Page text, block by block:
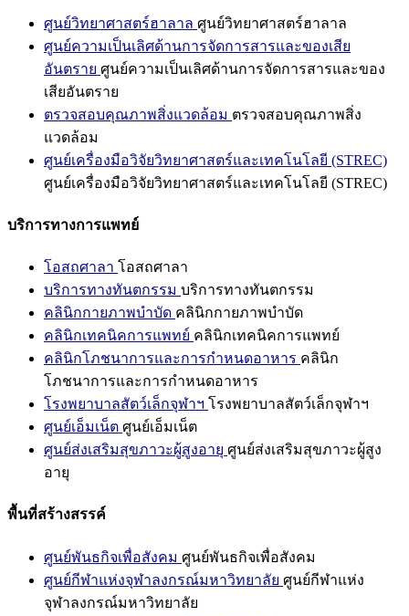
ศูนย์วิทยาศาสตร์ฮาลาล ศูนย์วิทยาศาสตร์ฮาลาล
ศูนย์ความเป็นเลิศด้านการจัดการสารและของเสีย
อันตราย ศูนย์ความเป็นเลิศด้านการจัดการสารและของ
เสียอันตราย
ตรวจสอบคุณภาพสิ่งแวดล้อม ตรวจสอบคุณภาพสิ่ง
แวดล้อม
ศูนย์เครื่องมือวิจัยวิทยาศาสตร์และเทคโนโลยี (STREC)
ศูนย์เครื่องมือวิจัยวิทยาศาสตร์และเทคโนโลยี (STREC)
บริการทางการแพทย์
โอสถศาลา โอสถศาลา
บริการทางทันตกรรม บริการทางทันตกรรม
คลินิกกายภาพบำบัด คลินิกกายภาพบำบัด
คลินิกเทคนิคการแพทย์ คลินิกเทคนิคการแพทย์
คลินิกโภชนาการและการกำหนดอาหาร คลินิก
โภชนาการและการกำหนดอาหาร
โรงพยาบาลสัตว์เล็กจุฬาฯ โรงพยาบาลสัตว์เล็กจุฬาฯ
ศูนย์เอ็มเน็ต ศูนย์เอ็มเน็ต
ศูนย์ส่งเสริมสุขภาวะผู้สูงอายุ ศูนย์ส่งเสริมสุขภาวะผู้สูง
อายุ
พื้นที่สร้างสรรค์
ศูนย์พันธกิจเพื่อสังคม ศูนย์พันธกิจเพื่อสังคม
ศูนย์กีฬาแห่งจุฬาลงกรณ์มหาวิทยาลัย ศูนย์กีฬาแห่ง
จุฬาลงกรณ์มหาวิทยาลัย